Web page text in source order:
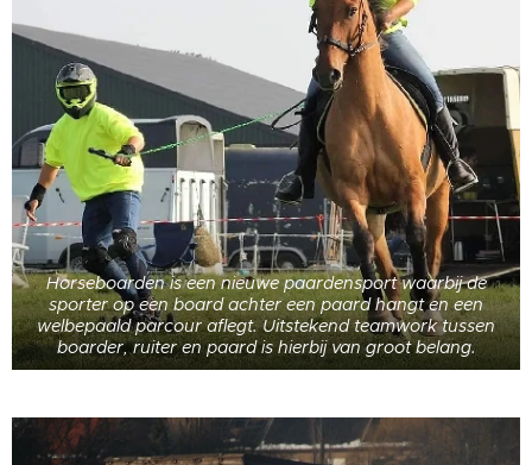
Horseboarden is een nieuwe paardensport waarbij de
sporter op een board achter een paard hangt en een
welbepaald parcour aflegt. Uitstekend teamwork tussen
boarder, ruiter en paard is hierbij van groot belang.